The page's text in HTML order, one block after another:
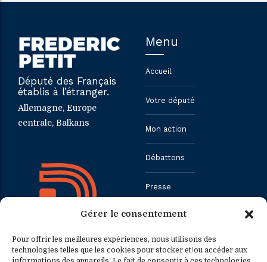
Gérer le consentement
Pour offrir les meilleures expériences, nous utilisons des
technologies telles que les cookies pour stocker et/ou accéder aux
Député des Français
établis à l’étranger.
Allemagne, Europe
centrale, Balkans
Menu
Accueil
Votre député
Mon action
Débattons
Presse
Contact